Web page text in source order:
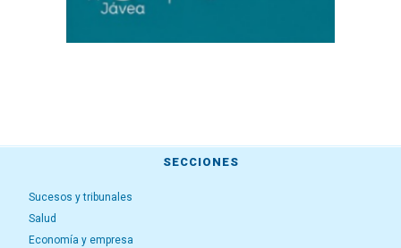
SECCIONES
Sucesos y tribunales
Salud
Economía y empresa